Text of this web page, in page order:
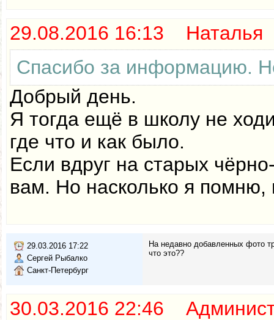
29.08.2016 16:13 Наталья
Спасибо за информацию.
Добрый день.
Я тогда ещё в школу не
где что и как было.
Если вдруг на старых
вам. Но насколько я помню,
29.03.2016 17:22
Сергей Рыбалко
Санкт-Петербург
На недавно добавленных фото
что это??
30.03.2016 22:46